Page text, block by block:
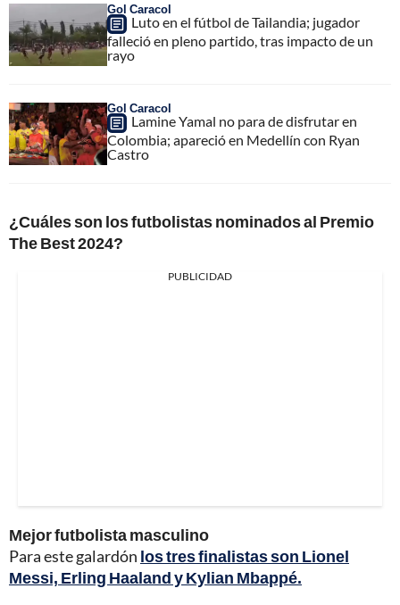
Gol Caracol
Luto en el fútbol de Tailandia; jugador
falleció en pleno partido, tras impacto de un
rayo
Gol Caracol
Lamine Yamal no para de disfrutar en
Colombia; apareció en Medellín con Ryan
Castro
¿Cuáles son los futbolistas nominados al Premio
The Best 2024?
PUBLICIDAD
Mejor futbolista masculino
Para este galardón los tres finalistas son Lionel
Messi, Erling Haaland y Kylian Mbappé.